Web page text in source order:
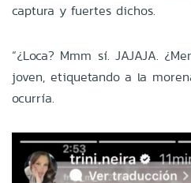
captura y fuertes dichos.
“¿Loca? Mmm sí. JAJAJA.
joven, etiquetando a la
ocurría.